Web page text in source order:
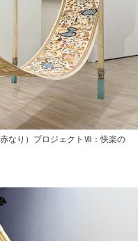
なり）プロジェクトⅦ：快楽の